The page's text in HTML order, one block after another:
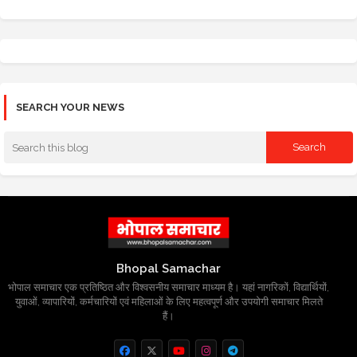
SEARCH YOUR NEWS
Bhopal Samachar
भोपाल समाचार एक प्रतिष्ठित और विश्वसनीय समाचार माध्यम है। यहां नागरिकों, विद्यार्थियों,
युवाओं, व्यापारियों, कर्मचारियों एवं महिलाओं के लिए महत्वपूर्ण और उपयोगी समाचार मिलते
हैं।